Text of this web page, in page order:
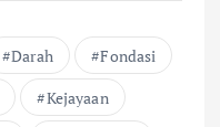
Darah
Fondasi
Kejayaan